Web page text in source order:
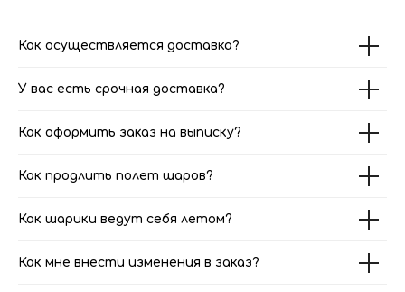
Как осуществляется доставка?
У вас есть срочная доставка?
Как оформить заказ на выписку?
Как продлить полет шаров?
Как шарики ведут себя летом?
Как мне внести изменения в заказ?